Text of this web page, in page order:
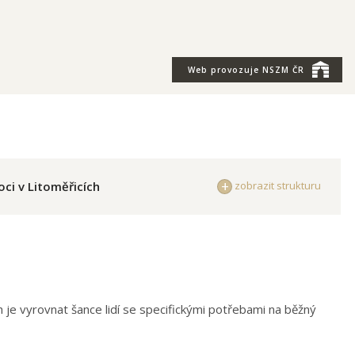
Web provozuje NSZM ČR
zobrazit strukturu
v Litoměřicích
je vyrovnat šance lidí se specifickými potřebami na běžný